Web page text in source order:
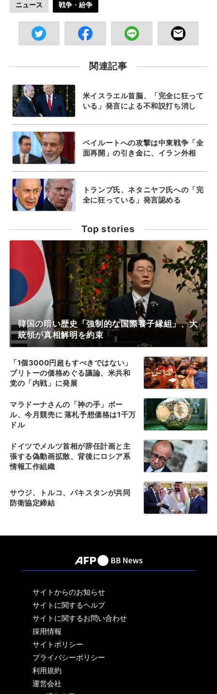
ニュース 戦争・紛争
関連記事
米イスラエル首脳、「完全に狂って
いる」発言による不和説打ち消し
ベイルートへの攻撃は中東戦争「全
面再開」の引き金に、イラン外相
トランプ氏、ネタニヤフ氏への「完
全に狂っている」発言認める
Top stories
韓国の暗い歴史「強制的な国際養子縁組」、大
統領が真相解明を約束
「1個3000円超もすべきではない」
ブリトーの価格めぐる議論、米共和
党の「内戦」に発展
マラドーナさんの「神の手」ボー
ル、今月競売に 落札予想価格は1千万
ドル
ドイツでメルツ首相が辞任計画と主
張する偽動画拡散、背後にロシア系
情報工作組織
サウジ、トルコ、パキスタンが共同
防衛協定締結
サイトからのお知らせ
サイトに関するヘルプ
サイトに関するお問い合わせ
採用情報
サイトポリシー
プライバシーポリシー
利用規約
運営会社